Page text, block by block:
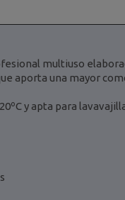
multiuso
aporta una mayor
y apta para